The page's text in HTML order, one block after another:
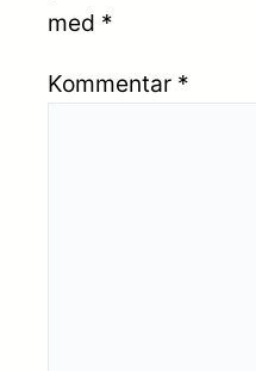
med *
Kommentar *